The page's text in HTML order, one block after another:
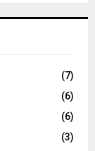
(7)
(6)
(6)
(3)